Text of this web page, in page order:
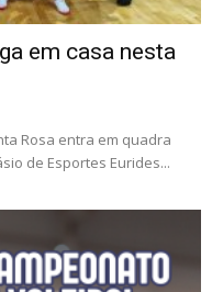
em casa nesta
Rosa entra em quadra
de Esportes Eurides...